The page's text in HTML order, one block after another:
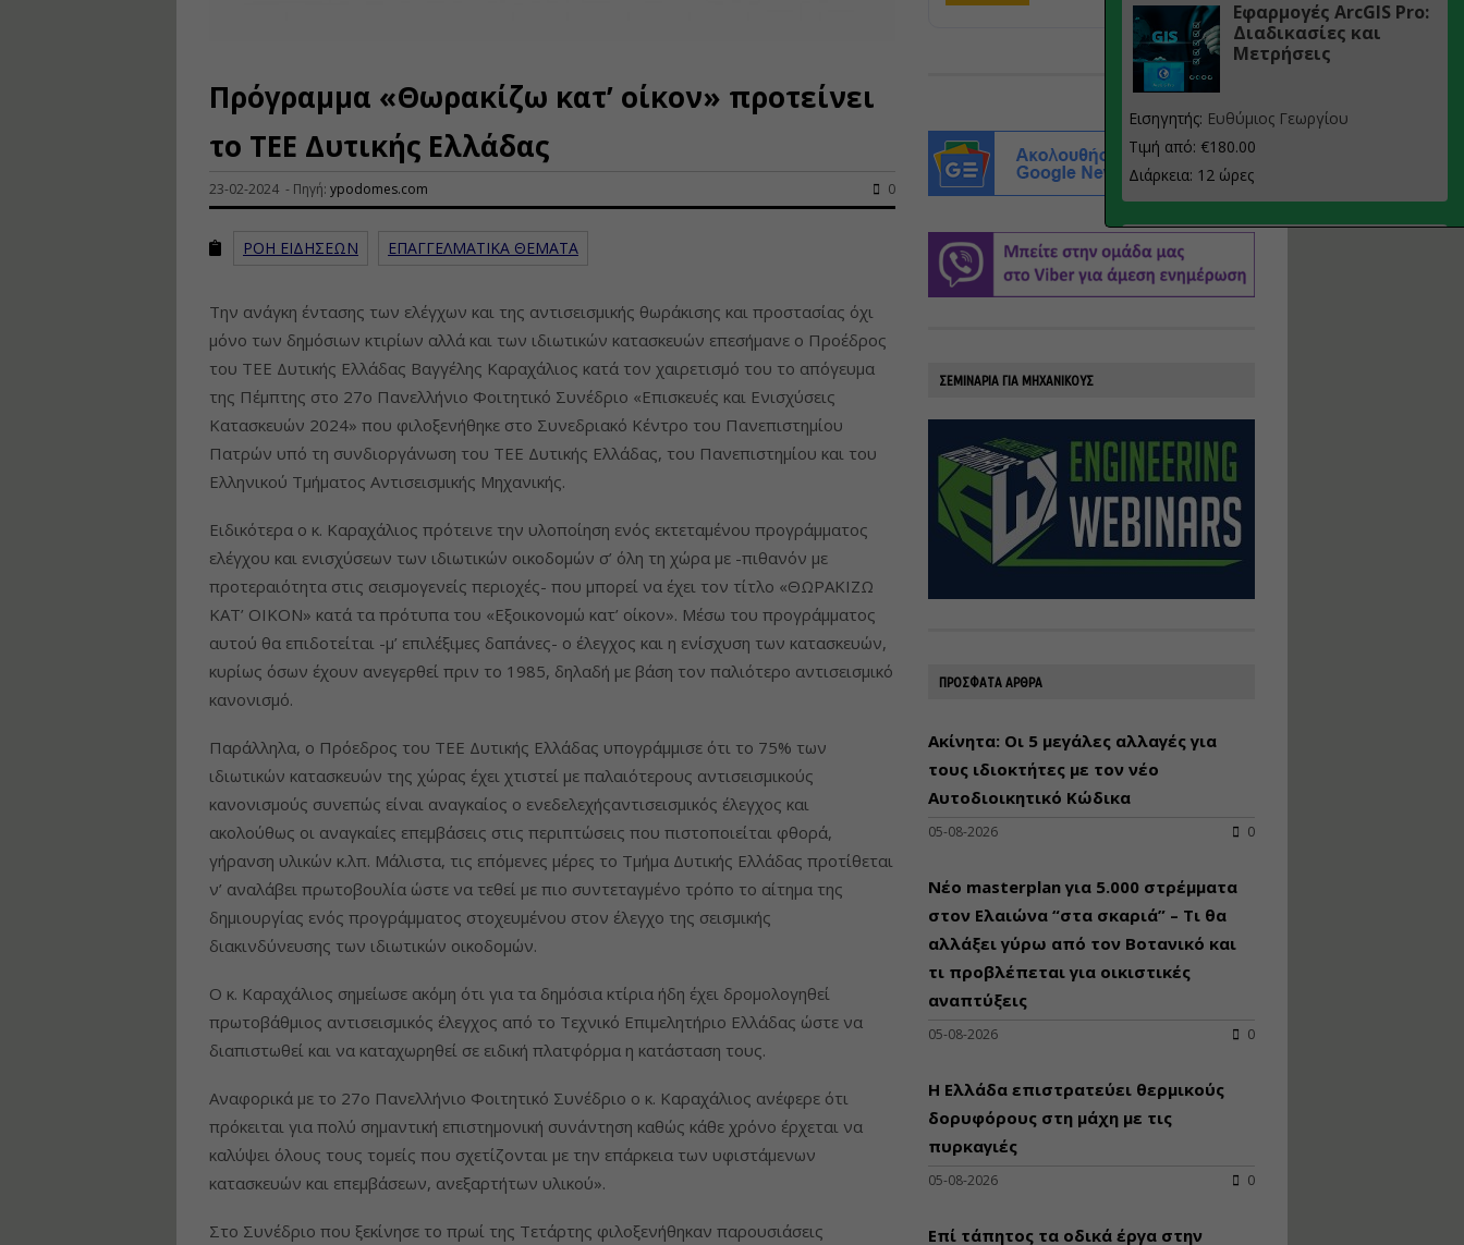
Πρόγραμμα «Θωρακίζω κατ’ οίκον» προτείνει
το ΤΕΕ Δυτικής Ελλάδας
23-02-2024 - Πηγή: ypodomes.com 0
ΡΟΗ ΕΙΔΗΣΕΩΝ ΕΠΑΓΓΕΛΜΑΤΙΚΑ ΘΕΜΑΤΑ
Την ανάγκη έντασης των ελέγχων και της αντισεισμικής θωράκισης και προστασίας όχι
μόνο των δημόσιων κτιρίων αλλά και των ιδιωτικών κατασκευών επεσήμανε ο Προέδρος
του ΤΕΕ Δυτικής Ελλάδας Βαγγέλης Καραχάλιος κατά τον χαιρετισμό του το απόγευμα
της Πέμπτης στο 27ο Πανελλήνιο Φοιτητικό Συνέδριο «Επισκευές και Ενισχύσεις
Κατασκευών 2024» που φιλοξενήθηκε στο Συνεδριακό Κέντρο του Πανεπιστημίου
Πατρών υπό τη συνδιοργάνωση του ΤΕΕ Δυτικής Ελλάδας, του Πανεπιστημίου και του
Ελληνικού Τμήματος Αντισεισμικής Μηχανικής.
Ειδικότερα ο κ. Καραχάλιος πρότεινε την υλοποίηση ενός εκτεταμένου προγράμματος
ελέγχου και ενισχύσεων των ιδιωτικών οικοδομών σ’ όλη τη χώρα με -πιθανόν με
προτεραιότητα στις σεισμογενείς περιοχές- που μπορεί να έχει τον τίτλο «ΘΩΡΑΚΙΖΩ
ΚΑΤ’ ΟΙΚΟΝ» κατά τα πρότυπα του «Εξοικονομώ κατ’ οίκον». Μέσω του προγράμματος
αυτού θα επιδοτείται -μ’ επιλέξιμες δαπάνες- ο έλεγχος και η ενίσχυση των κατασκευών,
κυρίως όσων έχουν ανεγερθεί πριν το 1985, δηλαδή με βάση τον παλιότερο αντισεισμικό
κανονισμό.
Παράλληλα, ο Πρόεδρος του ΤΕΕ Δυτικής Ελλάδας υπογράμμισε ότι το 75% των
ιδιωτικών κατασκευών της χώρας έχει χτιστεί με παλαιότερους αντισεισμικούς
κανονισμούς συνεπώς είναι αναγκαίος ο ενεδελεχήςαντισεισμικός έλεγχος και
ακολούθως οι αναγκαίες επεμβάσεις στις περιπτώσεις που πιστοποιείται φθορά,
γήρανση υλικών κ.λπ. Μάλιστα, τις επόμενες μέρες το Τμήμα Δυτικής Ελλάδας προτίθεται
ν’ αναλάβει πρωτοβουλία ώστε να τεθεί με πιο συντεταγμένο τρόπο το αίτημα της
δημιουργίας ενός προγράμματος στοχευμένου στον έλεγχο της σεισμικής
διακινδύνευσης των ιδιωτικών οικοδομών.
Ο κ. Καραχάλιος σημείωσε ακόμη ότι για τα δημόσια κτίρια ήδη έχει δρομολογηθεί
πρωτοβάθμιος αντισεισμικός έλεγχος από το Τεχνικό Επιμελητήριο Ελλάδας ώστε να
διαπιστωθεί και να καταχωρηθεί σε ειδική πλατφόρμα η κατάσταση τους.
Αναφορικά με το 27ο Πανελλήνιο Φοιτητικό Συνέδριο ο κ. Καραχάλιος ανέφερε ότι
πρόκειται για πολύ σημαντική επιστημονική συνάντηση καθώς κάθε χρόνο έρχεται να
καλύψει όλους τους τομείς που σχετίζονται με την επάρκεια των υφιστάμενων
κατασκευών και επεμβάσεων, ανεξαρτήτων υλικού».
Στο Συνέδριο που ξεκίνησε το πρωί της Τετάρτης φιλοξενήθηκαν παρουσιάσεις
ΣΕΜΙΝΑΡΙΑ ΓΙΑ ΜΗΧΑΝΙΚΟΥΣ
ΠΡΟΣΦΑΤΑ ΑΡΘΡΑ
Ακίνητα: Οι 5 μεγάλες αλλαγές για
τους ιδιοκτήτες με τον νέο
Αυτοδιοικητικό Κώδικα
05-08-2026 0
Νέο masterplan για 5.000 στρέμματα
στον Ελαιώνα “στα σκαριά” – Τι θα
αλλάξει γύρω από τον Βοτανικό και
τι προβλέπεται για οικιστικές
αναπτύξεις
05-08-2026 0
Η Ελλάδα επιστρατεύει θερμικούς
δορυφόρους στη μάχη με τις
πυρκαγιές
05-08-2026 0
Επί τάπητος τα οδικά έργα στην
Εφαρμογές ArcGIS Pro:
Διαδικασίες και
Μετρήσεις
Εισηγητής: Ευθύμιος Γεωργίου
Τιμή από: €180.00
Διάρκεια: 12 ώρες
υλοποίηση
φωτοβολταϊκών
Τιμή από: €230.00
Διάρκεια: 16 ώρες
Αρχιτεκτονικός
Σχεδιασμός με το
Rhinoceros
Τιμή από: €230.00
Διάρκεια: 14 ώρες
πιστοποιητικού
Εισηγητές:
Γραμματή Μπακλατσή
Τιμή από: €145.00